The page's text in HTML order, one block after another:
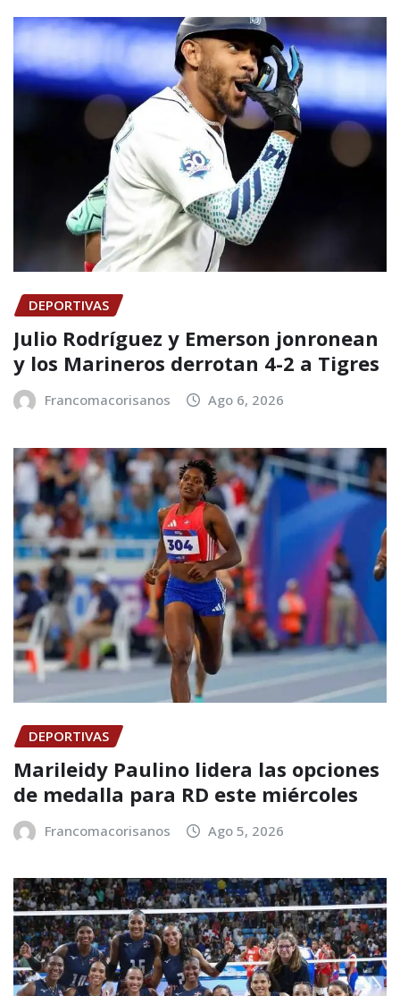
DEPORTIVAS
Julio Rodríguez y Emerson jonronean
y los Marineros derrotan 4-2 a Tigres
Francomacorisanos Ago 6, 2026
DEPORTIVAS
Marileidy Paulino lidera las opciones
de medalla para RD este miércoles
Francomacorisanos Ago 5, 2026